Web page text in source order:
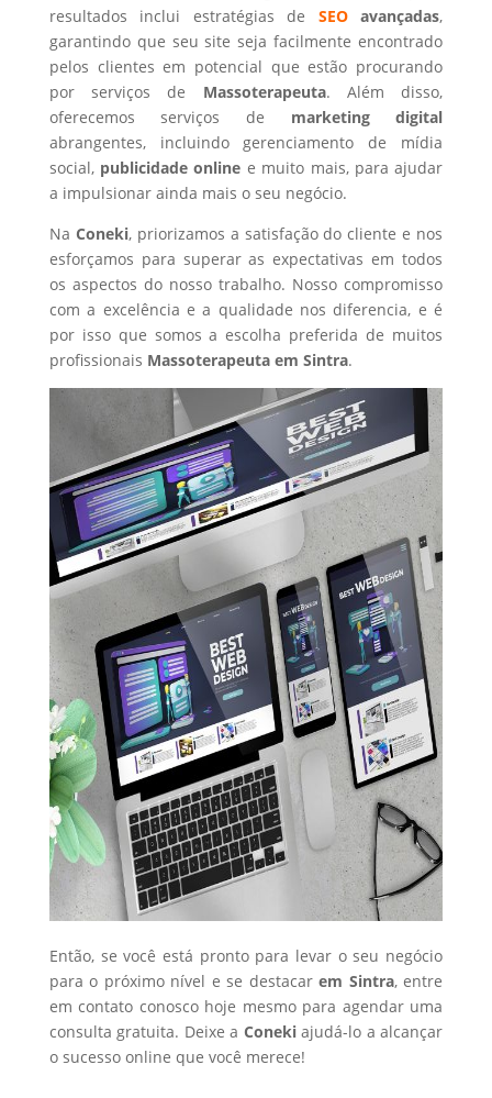
resultados inclui estratégias de SEOavançadas,
garantindo que seu site seja facilmente encontrado
pelos clientes em potencial que estão procurando
por serviços de Massoterapeuta. Além disso,
oferecemos serviços de marketing digital
abrangentes, incluindo gerenciamento de mídia
social, publicidade online e muito mais, para ajudar
a impulsionar ainda mais o seu negócio.
Na Coneki, priorizamos a satisfação do cliente e nos
esforçamos para superar as expectativas em todos
os aspectos do nosso trabalho. Nosso compromisso
com a excelência e a qualidade nos diferencia, e é
por isso que somos a escolha preferida de muitos
profissionais Massoterapeutaem Sintra.
Então, se você está pronto para levar o seu negócio
para o próximo nível e se destacarem Sintra, entre
em contato conosco hoje mesmo para agendar uma
consulta gratuita. Deixe a Conekiajudá-lo a alcançar
o sucesso online que você merece!